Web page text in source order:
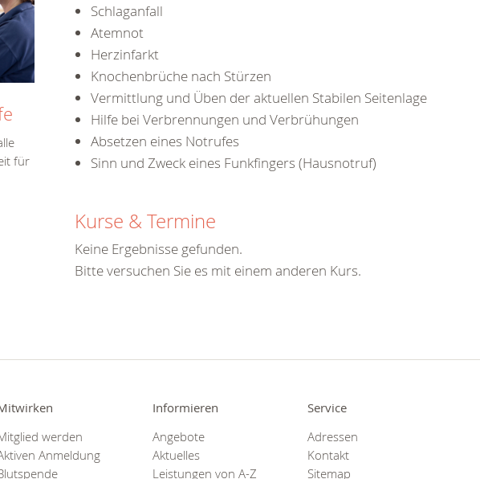
Schlaganfall
Atemnot
Herzinfarkt
Knochenbrüche nach Stürzen
Vermittlung und Üben der aktuellen Stabilen Seitenlage
Hilfe bei Verbrennungen und Verbrühungen
Absetzen eines Notrufes
Sinn und Zweck eines Funkfingers (Hausnotruf)
Kurse & Termine
Keine Ergebnisse gefunden.
Bitte versuchen Sie es mit einem anderen Kurs.
für
werden
Anmeldung
Informieren
Angebote
Aktuelles
Leistungen von A-Z
Service
Adressen
Kontakt
Sitemap